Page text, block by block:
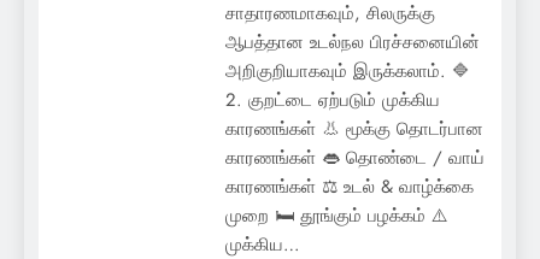
சாதாரணமாகவும், சிலருக்கு
ஆபத்தான உடல்நல பிரச்சனையின்
அறிகுறியாகவும் இருக்கலாம். 🔷
2. குறட்டை ஏற்படும் முக்கிய
காரணங்கள் 👃 மூக்கு தொடர்பான
காரணங்கள் 👄 தொண்டை / வாய்
காரணங்கள் ⚖️ உடல் & வாழ்க்கை
முறை 🛏️ தூங்கும் பழக்கம் ⚠️
முக்கிய…